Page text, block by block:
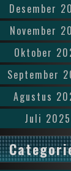
Desember
November
Oktober
September
Agustus
Juli 2025